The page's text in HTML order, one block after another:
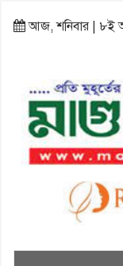
আজ, শনিবার | ৮ই